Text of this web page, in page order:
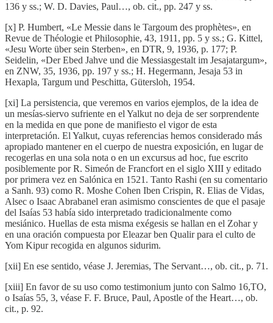
136 y ss.; W. D. Davies, Paul…, ob. cit., pp. 247 y ss.
[x] P. Humbert, «Le Messie dans le Targoum des prophètes», en
Revue de Théologie et Philosophie, 43, 1911, pp. 5 y ss.; G. Kittel,
«Jesu Worte über sein Sterben», en DTR, 9, 1936, p. 177; P.
Seidelin, «Der Ebed Jahve und die Messiasgestalt im Jesajatargum»,
en ZNW, 35, 1936, pp. 197 y ss.; H. Hegermann, Jesaja 53 in
Hexapla, Targum und Peschitta, Gütersloh, 1954.
[xi] La persistencia, que veremos en varios ejemplos, de la idea de
un mesías-siervo sufriente en el Yalkut no deja de ser sorprendente
en la medida en que pone de manifiesto el vigor de esta
interpretación. El Yalkut, cuyas referencias hemos considerado más
apropiado mantener en el cuerpo de nuestra exposición, en lugar de
recogerlas en una sola nota o en un excursus ad hoc, fue escrito
posiblemente por R. Simeón de Francfort en el siglo XIII y editado
por primera vez en Salónica en 1521. Tanto Rashi (en su comentario
a Sanh. 93) como R. Moshe Cohen Iben Crispin, R. Elias de Vidas,
Alsec o Isaac Abrabanel eran asimismo conscientes de que el pasaje
del Isaías 53 había sido interpretado tradicionalmente como
mesiánico. Huellas de esta misma exégesis se hallan en el Zohar y
en una oración compuesta por Eleazar ben Qualir para el culto de
Yom Kipur recogida en algunos sidurim.
[xii] En ese sentido, véase J. Jeremias, The Servant…, ob. cit., p. 71.
[xiii] En favor de su uso como testimonium junto con Salmo 16,TO,
o Isaías 55, 3, véase F. F. Bruce, Paul, Apostle of the Heart…, ob.
cit., p. 92.